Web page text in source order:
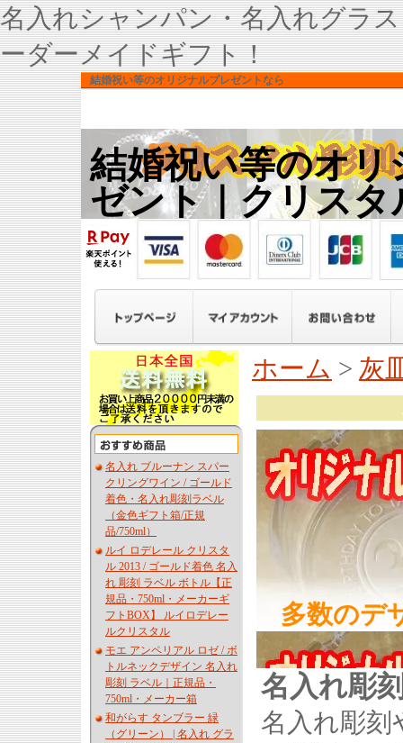
名入れシャンパン・名入れグラ
ーダーメイドギフト！
結婚祝い等のオリジナルプレゼントなら
結婚祝い等のオリ
ゼント｜クリスタ
名入れ ブルーナン スパー
クリングワイン / ゴールド
着色・名入れ彫刻ラベル
（金色ギフト箱/正規
品/750ml）
ルイ ロデレール クリスタ
ル 2013 / ゴールド着色 名入
れ 彫刻 ラベル ボトル【正
規品・750ml・メーカーギ
フトBOX】 ルイロデレー
ルクリスタル
モエ アンペリアル ロゼ / ボ
トルネックデザイン 名入れ
彫刻 ラベル｜正規品・
750ml・メーカー箱
和がらす タンブラー 緑
（グリーン） | 名入れ グラ
ホーム > 灰
多数のデ
名入れ彫
名入れ彫刻